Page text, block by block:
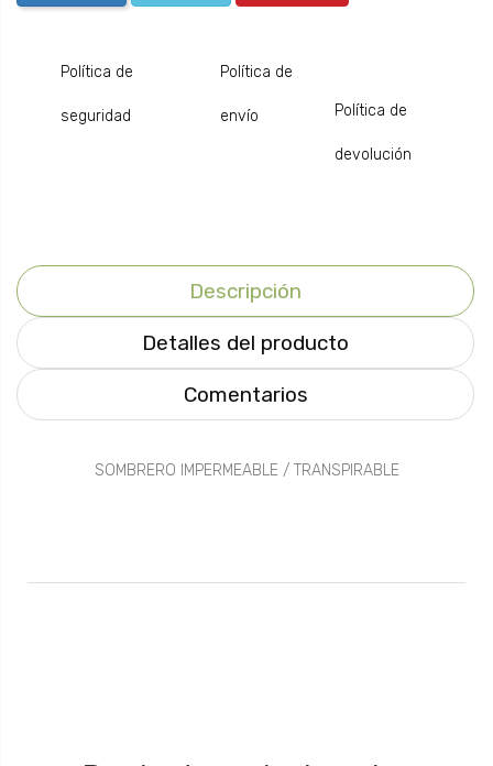
Política de
seguridad
Política de
envío Política de
devolución
Descripción
Detalles del producto
Comentarios
SOMBRERO IMPERMEABLE / TRANSPIRABLE